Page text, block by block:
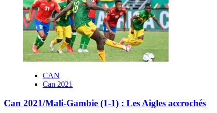
CAN
Can 2021
Can 2021/Mali-Gambie (1-1) : Les Aigles accrochés